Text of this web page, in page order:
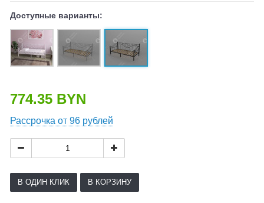
Доступные варианты:
774.35 BYN
Рассрочка от 96 рублей
В ОДИН КЛИК В КОРЗИНУ